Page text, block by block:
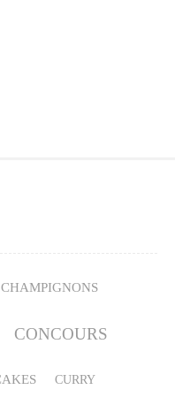
CHAMPIGNONS
CONCOURS
CURRY